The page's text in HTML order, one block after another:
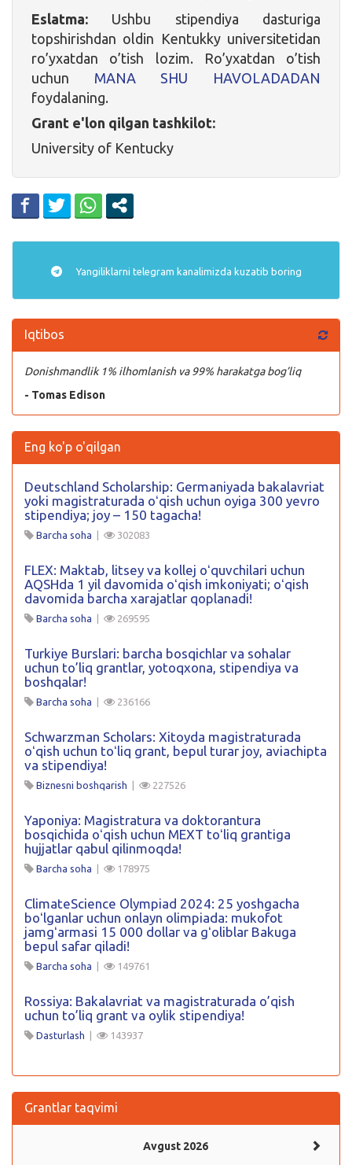
Eslatma: Ushbu stipendiya dasturiga
topshirishdan oldin Kentukky universitetidan
ro’yxatdan o’tish lozim. Ro’yxatdan o’tish
uchun MANA SHU HAVOLADADAN
foydalaning.
Grant e'lon qilgan tashkilot:
University of Kentucky
Yangiliklarni telegram kanalimizda kuzatib boring
Iqtibos
Donishmandlik 1% ilhomlanish va 99% harakatga bog’liq
- Tomas Edison
Eng ko'p o'qilgan
Deutschland Scholarship: Germaniyada bakalavriat
yoki magistraturada oʻqish uchun oyiga 300 yevro
stipendiya; joy – 150 tagacha!
Barcha soha | 302083
FLEX: Maktab, litsey va kollej oʻquvchilari uchun
AQSHda 1 yil davomida oʻqish imkoniyati; oʻqish
davomida barcha xarajatlar qoplanadi!
Barcha soha | 269595
Turkiye Burslari: barcha bosqichlar va sohalar
uchun to’liq grantlar, yotoqxona, stipendiya va
boshqalar!
Barcha soha | 236166
Schwarzman Scholars: Xitoyda magistraturada
oʻqish uchun toʻliq grant, bepul turar joy, aviachipta
va stipendiya!
Biznesni boshqarish | 227526
Yaponiya: Magistratura va doktorantura
bosqichida oʻqish uchun MEXT toʻliq grantiga
hujjatlar qabul qilinmoqda!
Barcha soha | 178975
ClimateScience Olympiad 2024: 25 yoshgacha
boʻlganlar uchun onlayn olimpiada: mukofot
jamgʻarmasi 15 000 dollar va gʻoliblar Bakuga
bepul safar qiladi!
Barcha soha | 149761
Rossiya: Bakalavriat va magistraturada o’qish
uchun to’liq grant va oylik stipendiya!
Dasturlash | 143937
Grantlar taqvimi
Avgust 2026